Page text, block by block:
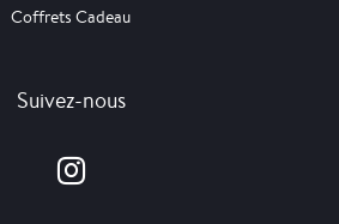
Coffrets Cadeau
Suivez-nous